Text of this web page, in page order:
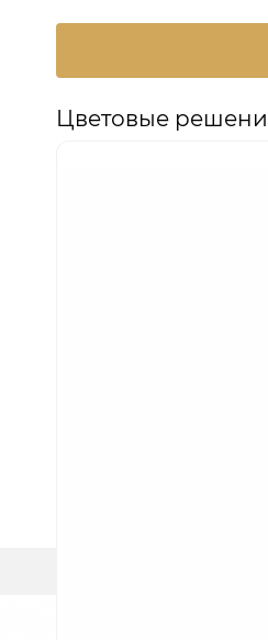
Цветовые